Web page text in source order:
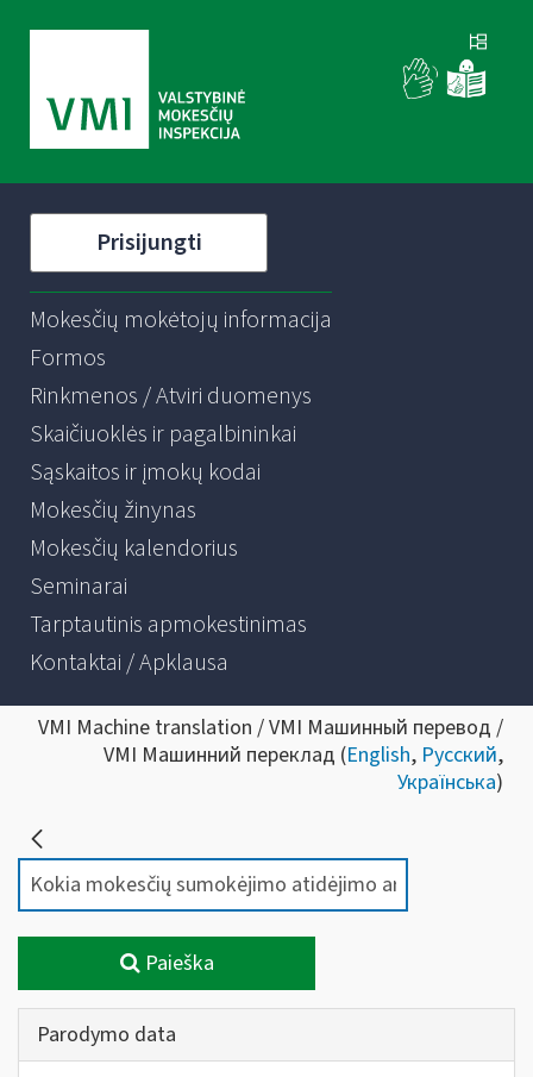
Prisijungti
Mokesčių mokėtojų informacija
Formos
Rinkmenos / Atviri duomenys
Skaičiuoklės ir pagalbininkai
Sąskaitos ir įmokų kodai
Mokesčių žinynas
Mokesčių kalendorius
Seminarai
Tarptautinis apmokestinimas
Kontaktai / Apklausa
VMI Machine translation / VMI Машинный перевод /
VMI Машинний переклад (English, Русский,
Українська)
Paieška
Parodymo data